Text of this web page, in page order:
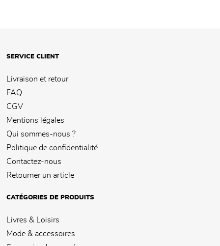
SERVICE CLIENT
Livraison et retour
FAQ
CGV
Mentions légales
Qui sommes-nous ?
Politique de confidentialité
Contactez-nous
Retourner un article
CATÉGORIES DE PRODUITS
Livres & Loisirs
Mode & accessoires